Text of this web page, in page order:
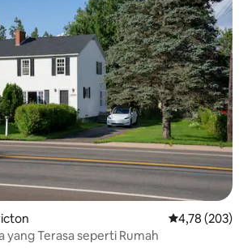
Nilai rata-rata
4,78 (203)
yang Terasa seperti Rumah